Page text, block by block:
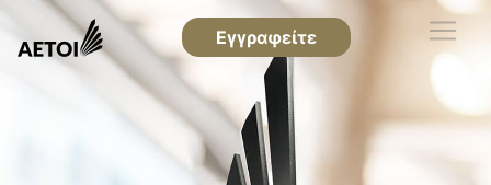
Εγγραφείτε